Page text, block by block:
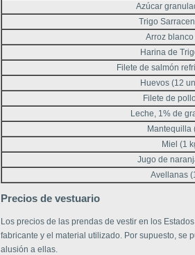
Azúcar
Trigo
Arroz blanco
Harina de
Filete de salmón
Huevos (12
Filete de
Leche, 1% de
Mantequilla
Miel (1
Jugo de
Avellanas
Precios de vestuario
Los precios de las prendas de vestir en los
fabricante y el material utilizado. Por supuesto, se
alusión a ellas.